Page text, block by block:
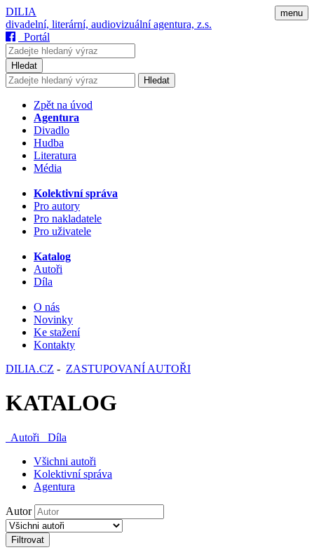
menu
DILIA
divadelní, literární, audiovizuální agentura, z.s.
Portál
Hledat
Hledat
Zpět na úvod
Agentura
Divadlo
Hudba
Literatura
Média
Kolektivní správa
Pro autory
Pro nakladatele
Pro uživatele
Katalog
Autoři
Díla
O nás
Novinky
Ke stažení
Kontakty
DILIA.CZ - ZASTUPOVANÍ AUTOŘI
KATALOG
Autoři
Díla
Všichni autoři
Kolektivní správa
Agentura
Autor
Filtrovat